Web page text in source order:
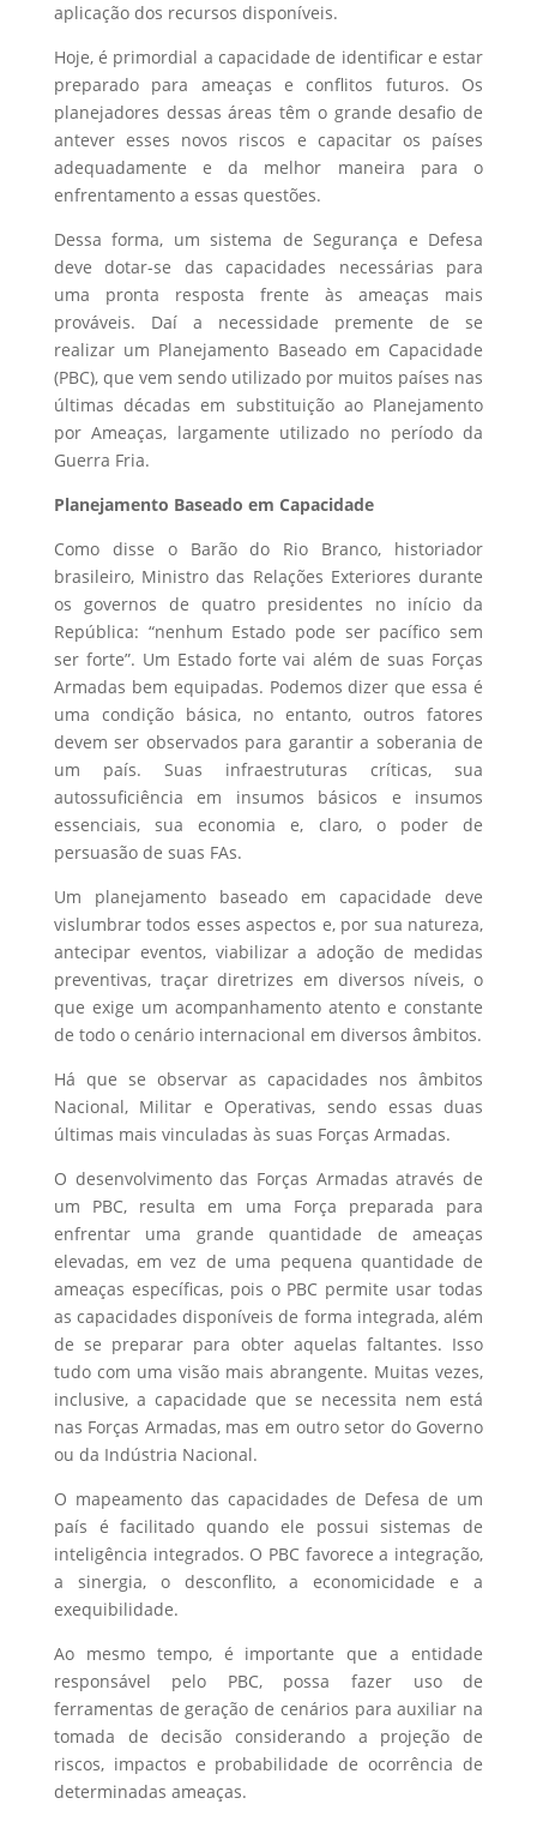
aplicação dos recursos disponíveis.
Hoje, é primordial a capacidade de identificar e estar
preparado para ameaças e conflitos futuros. Os
planejadores dessas áreas têm o grande desafio de
antever esses novos riscos e capacitar os países
adequadamente e da melhor maneira para o
enfrentamento a essas questões.
Dessa forma, um sistema de Segurança e Defesa
deve dotar-se das capacidades necessárias para
uma pronta resposta frente às ameaças mais
prováveis. Daí a necessidade premente de se
realizar um Planejamento Baseado em Capacidade
(PBC), que vem sendo utilizado por muitos países nas
últimas décadas em substituição ao Planejamento
por Ameaças, largamente utilizado no período da
Guerra Fria.
Planejamento Baseado em Capacidade
Como disse o Barão do Rio Branco, historiador
brasileiro, Ministro das Relações Exteriores durante
os governos de quatro presidentes no início da
República: “nenhum Estado pode ser pacífico sem
ser forte”. Um Estado forte vai além de suas Forças
Armadas bem equipadas. Podemos dizer que essa é
uma condição básica, no entanto, outros fatores
devem ser observados para garantir a soberania de
um país. Suas infraestruturas críticas, sua
autossuficiência em insumos básicos e insumos
essenciais, sua economia e, claro, o poder de
persuasão de suas FAs.
Um planejamento baseado em capacidade deve
vislumbrar todos esses aspectos e, por sua natureza,
antecipar eventos, viabilizar a adoção de medidas
preventivas, traçar diretrizes em diversos níveis, o
que exige um acompanhamento atento e constante
de todo o cenário internacional em diversos âmbitos.
Há que se observar as capacidades nos âmbitos
Nacional, Militar e Operativas, sendo essas duas
últimas mais vinculadas às suas Forças Armadas.
O desenvolvimento das Forças Armadas através de
um PBC, resulta em uma Força preparada para
enfrentar uma grande quantidade de ameaças
elevadas, em vez de uma pequena quantidade de
ameaças específicas, pois o PBC permite usar todas
as capacidades disponíveis de forma integrada, além
de se preparar para obter aquelas faltantes. Isso
tudo com uma visão mais abrangente. Muitas vezes,
inclusive, a capacidade que se necessita nem está
nas Forças Armadas, mas em outro setor do Governo
ou da Indústria Nacional.
O mapeamento das capacidades de Defesa de um
país é facilitado quando ele possui sistemas de
inteligência integrados. O PBC favorece a integração,
a sinergia, o desconflito, a economicidade e a
exequibilidade.
Ao mesmo tempo, é importante que a entidade
responsável pelo PBC, possa fazer uso de
ferramentas de geração de cenários para auxiliar na
tomada de decisão considerando a projeção de
riscos, impactos e probabilidade de ocorrência de
determinadas ameaças.